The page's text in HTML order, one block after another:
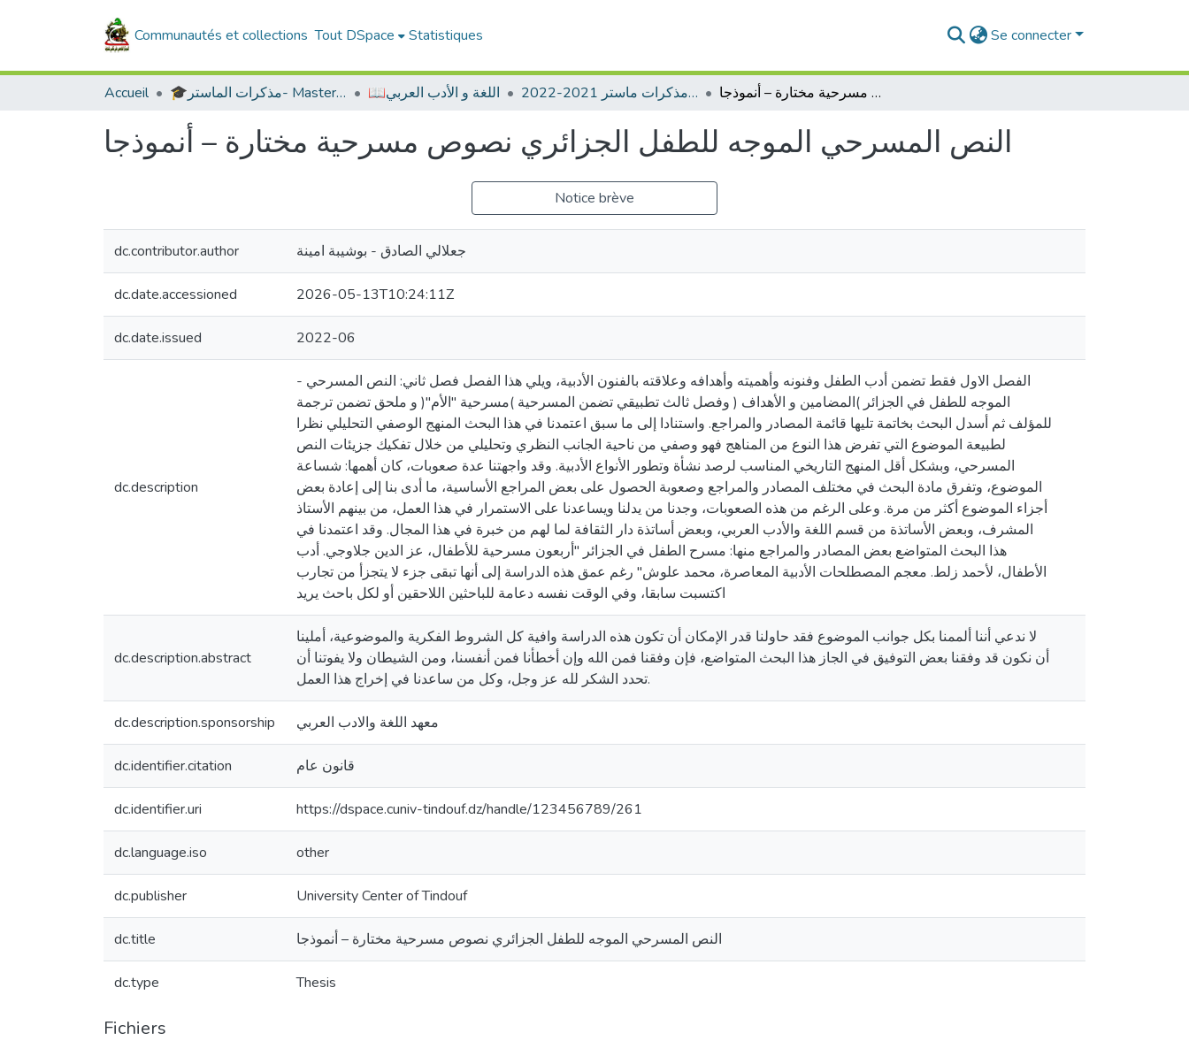
Communautés et collections Tout DSpace Statistiques Se connecter
Accueil 🎓مذكرات الماستر- Master's Theses 📖اللغة و الأدب العربي ادب عربي -مذكرات ماستر 2021-2022 النص المسرحي الموجه للطفل الجزائري نصوص مسرحية مختارة – أنموذجا
النص المسرحي الموجه للطفل الجزائري نصوص مسرحية مختارة – أنموذجا
Notice brève
dc.contributor.author جعلالي الصادق - بوشيبة امينة
dc.date.accessioned 2026-05-13T10:24:11Z
dc.date.issued 2022-06
dc.description
- الفصل الاول فقط تضمن أدب الطفل وفنونه وأهميته وأهدافه وعلاقته بالفنون الأدبية، ويلي هذا الفصل فصل ثاني: النص المسرحي
الموجه للطفل في الجزائر )المضامين و الأهداف ( وفصل ثالث تطبيقي تضمن المسرحية )مسرحية "الأم"( و ملحق تضمن ترجمة
للمؤلف ثم أسدل البحث بخاتمة تليها قائمة المصادر والمراجع. واستنادا إلى ما سبق اعتمدنا في هذا البحث المنهج الوصفي التحليلي نظرا
لطبيعة الموضوع التي تفرض هذا النوع من المناهج فهو وصفي من ناحية الجانب النظري وتحليلي من خلال تفكيك جزيئات النص
المسرحي، وبشكل أقل المنهج التاريخي المناسب لرصد نشأة وتطور الأنواع الأدبية. وقد واجهتنا عدة صعوبات، كان أهمها: شساعة
الموضوع، وتفرق مادة البحث في مختلف المصادر والمراجع وصعوبة الحصول على بعض المراجع الأساسية، ما أدى بنا إلى إعادة بعض
أجزاء الموضوع أكثر من مرة. وعلى الرغم من هذه الصعوبات، وجدنا من يدلنا ويساعدنا على الاستمرار في هذا العمل، من بينهم الأستاذ
المشرف، وبعض الأساتذة من قسم اللغة والأدب العربي، وبعض أساتذة دار الثقافة لما لهم من خبرة في هذا المجال. وقد اعتمدنا في
هذا البحث المتواضع بعض المصادر والمراجع منها: مسرح الطفل في الجزائر "أربعون مسرحية للأطفال، عز الدين جلاوجي. أدب
الأطفال، لأحمد زلط. معجم المصطلحات الأدبية المعاصرة، محمد علوش" رغم عمق هذه الدراسة إلى أنها تبقى جزء لا يتجزأ من تجارب
اكتسبت سابقا، وفي الوقت نفسه دعامة للباحثين اللاحقين أو لكل باحث يريد
dc.description.abstract
لا ندعي أننا ألممنا بكل جوانب الموضوع فقد حاولنا قدر الإمكان أن تكون هذه الدراسة وافية كل الشروط الفكرية والموضوعية، أملينا
أن نكون قد وفقنا بعض التوفيق في الجاز هذا البحث المتواضع، فإن وفقنا فمن الله وإن أخطأنا فمن أنفسنا، ومن الشيطان ولا يفوتنا أن
تحدد الشكر لله عز وجل، وكل من ساعدنا في إخراج هذا العمل.
dc.description.sponsorship معهد اللغة والادب العربي
dc.identifier.citation قانون عام
dc.identifier.uri https://dspace.cuniv-tindouf.dz/handle/123456789/261
dc.language.iso other
dc.publisher University Center of Tindouf
dc.title النص المسرحي الموجه للطفل الجزائري نصوص مسرحية مختارة – أنموذجا
dc.type Thesis
Fichiers